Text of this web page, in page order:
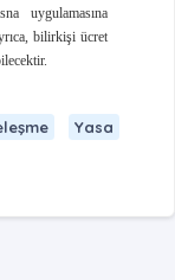
uygulamasına
bilirkişi ücret
Yasa